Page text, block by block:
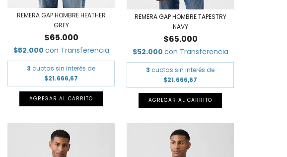
REMERA GAP HOMBRE HEATHER
GREY
$65.000
$52.000 con Transferencia
3 cuotas sin interés de
$21.666,67
AGREGAR AL CARRITO
REMERA GAP HOMBRE TAPESTRY
NAVY
$65.000
$52.000 con Transferencia
3 cuotas sin interés de
$21.666,67
AGREGAR AL CARRITO